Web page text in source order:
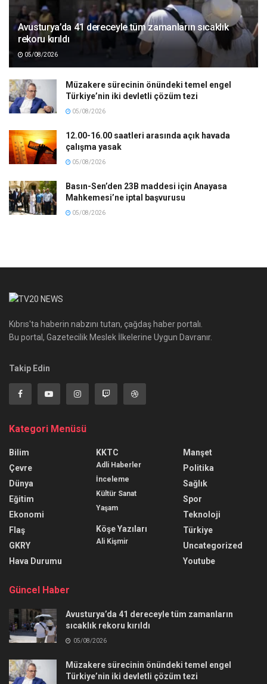
Avusturya’da 41 dereceyle tüm zamanların sıcaklık
rekoru kırıldı
05/08/2026
Müzakere sürecinin önündeki temel engel
Türkiye’nin iki devletli çözüm tezi
05/08/2026
12.00-16.00 saatleri arasında açık havada
çalışma yasak
05/08/2026
Basın-Sen’den 23B maddesi için Anayasa
Mahkemesi’ne iptal başvurusu
05/08/2026
Kıbrıs'ta haberin nabzını tutan, çağdaş haber portalı.
Bu portal, Gazetecilik Meslek İlkelerine Uygun Davranır.
Takip Edin
Kategori Menüsü
Bilim
Çevre
Dünya
Eğitim
Ekonomi
Flaş
GKRY
Hava Durumu
KKTC
Adli Haberler
İnceleme
Kültür Sanat
Yaşam
Köşe Yazıları
Ali Kişmir
Manşet
Politika
Sağlık
Spor
Teknoloji
Türkiye
Uncategorized
Youtube
Güncel Haber
Avusturya’da 41 dereceyle tüm zamanların
sıcaklık rekoru kırıldı
05/08/2026
Müzakere sürecinin önündeki temel engel
Türkiye’nin iki devletli çözüm tezi